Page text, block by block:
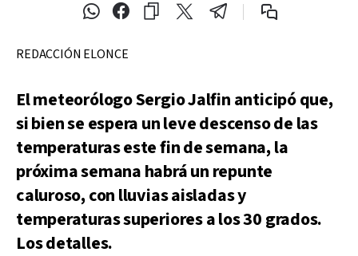
REDACCIÓN ELONCE
El meteorólogo Sergio Jalfin anticipó que,
si bien se espera un leve descenso de las
temperaturas este fin de semana, la
próxima semana habrá un repunte
caluroso, con lluvias aisladas y
temperaturas superiores a los 30 grados.
Los detalles.